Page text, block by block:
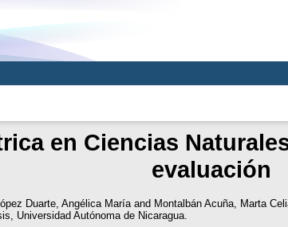
en Ciencias
evaluación
López Duarte, Angélica María and Montalbán Acuña, Marta
Universidad Autónoma de Nicaragua.